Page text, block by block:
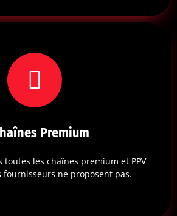
Premium
toutes les chaînes premium et PPV
fournisseurs ne proposent pas.